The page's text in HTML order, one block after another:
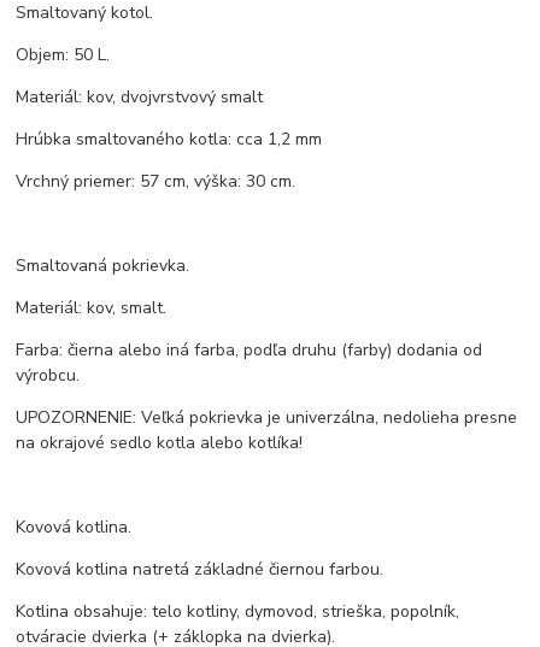
Smaltovaný kotol.
Objem: 50 L.
Materiál: kov, dvojvrstvový smalt
Hrúbka smaltovaného kotla: cca 1,2 mm
Vrchný priemer: 57 cm, výška: 30 cm.
Smaltovaná pokrievka.
Materiál: kov, smalt.
Farba: čierna alebo iná farba, podľa druhu (farby) dodania od
výrobcu.
UPOZORNENIE: Veľká pokrievka je univerzálna, nedolieha presne
na okrajové sedlo kotla alebo kotlíka!
Kovová kotlina.
Kovová kotlina natretá základné čiernou farbou.
Kotlina obsahuje: telo kotliny, dymovod, strieška, popolník,
otváracie dvierka (+ záklopka na dvierka).